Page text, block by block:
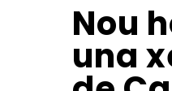
Nou
una